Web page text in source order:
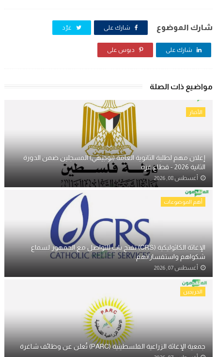
شارك الموضوع شارك على غرّد
شارك على دبوس على
مواضيع ذات الصلة
الأخبار
إعلان مهم لطلبة الثانوية العامة (توجيهي) المسجلين ضمن الدورة
الثانية 2026 - قطاع غزة
أغسطس 08, 2026
أهم الموضوعات
الإغاثة الكاثوليكية (CRS) تفتح باب للتواصل مع الجمهور لسماع
شكواهم واستفساراتهم.
أغسطس 07, 2026
الخريجين
جمعية الإغاثة الزراعية الفلسطينية (PARC) تُعلن عن وظائف شاغرة